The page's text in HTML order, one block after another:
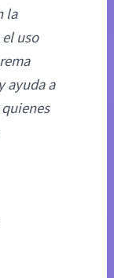
la
uso
ayuda a